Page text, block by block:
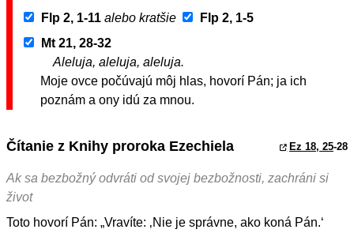
Flp 2, 1-11 alebo kratšie
Flp 2, 1-5
Mt 21, 28-32
Aleluja, aleluja, aleluja.
Moje ovce počúvajú môj hlas, hovorí Pán; ja ich
poznám a ony idú za mnou.
Čítanie z Knihy proroka Ezechiela Ez 18, 25-28
Ak sa bezbožný odvráti od svojej bezbožnosti, zachráni si
život
Toto hovorí Pán: „Vravíte: ‚Nie je správne, ako koná Pán.‘